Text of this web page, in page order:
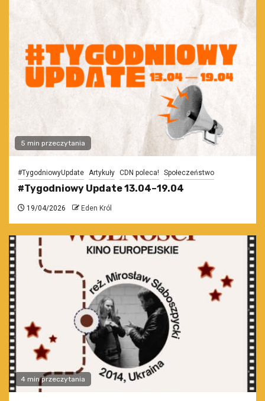
5 min przeczytania
#TygodniowyUpdate Artykuły CDN poleca! Społeczeństwo
#Tygodniowy Update 13.04–19.04
19/04/2026 Eden Król
4 min przeczytania